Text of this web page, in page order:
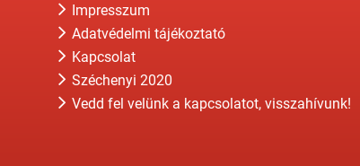
Impresszum
Adatvédelmi tájékoztató
Kapcsolat
Széchenyi 2020
Vedd fel velünk a kapcsolatot, visszahívunk!